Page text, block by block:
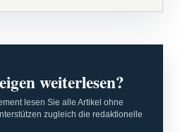
weiterlesen?
lesen Sie alle Artikel ohne
zugleich die redaktionelle